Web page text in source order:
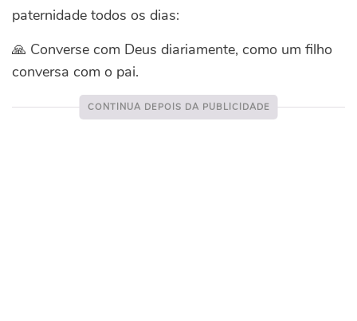
paternidade todos os dias:
🙏 Converse com Deus diariamente, como um filho
conversa com o pai.